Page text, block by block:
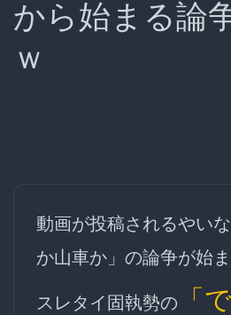
から始まる論
ｗ
動画が投稿されるやい
か山車か」の論争が始ま
スレタイ固執勢の
「